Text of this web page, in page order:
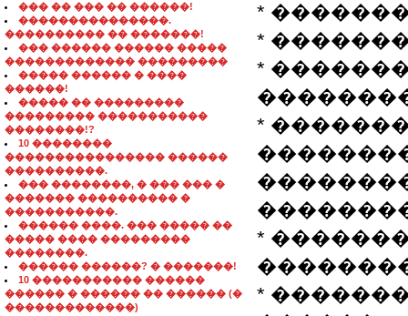
��� �� ��� �� ������!
���������������.
���������� �� �������!
��� ������ ������ �����
������������� ���������
����� ������ � ����
������!
����� �� ���������
��������� �����������
��������!?
10 ��������
���������������� ������
����������.
��� ��������, � ��� ��� �
������� ���������� �
�����������.
������ ����. ��� ����� ��
����� ���� ���������
��������.
������ ������? � �������!
10 ����������� ������
������ � ������ �� ������ (�
�������������)
*
*
*
*
*
*